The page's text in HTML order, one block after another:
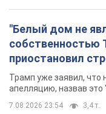
"Белый дом не
приостановил
бального зала
долларов
Трамп уже заявил, что
апелляцию, назвав
7.08.2026 23:54 3,4 т.